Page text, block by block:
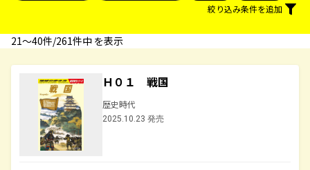
絞り込み条件を追加
21〜40件/261件中 を表示
Ｈ０１ 戦国
歴史時代
2025.10.23 発売